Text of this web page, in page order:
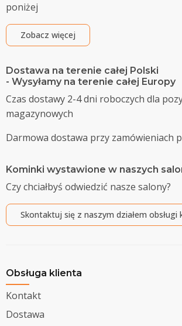
poniżej
Zobacz więcej
Dostawa na terenie całej Polski
- Wysyłamy na terenie całej Europy
Czas dostawy 2-4 dni roboczych dla
magazynowych
Darmowa dostawa przy zamówieniach
Kominki wystawione w naszych
Czy chciałbyś odwiedzić nasze salony?
Skontaktuj się z naszym działem obsługi
Obsługa klienta
Kontakt
Dostawa